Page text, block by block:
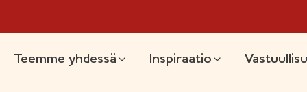
Teemme yhdessä Inspiraatio